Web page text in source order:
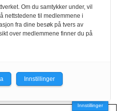
Innstillinger
Om du samtykker under, vil
nettstedene til medlemmene i
fra dine besøk på tvers av
over medlemmene finner du på
Innstillinger